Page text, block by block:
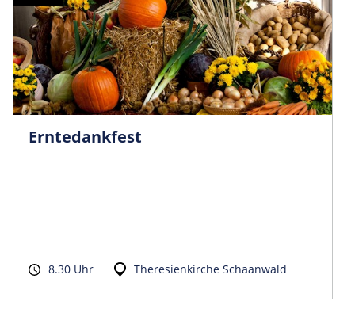
Erntedankfest
8.30 Uhr Theresienkirche Schaanwald